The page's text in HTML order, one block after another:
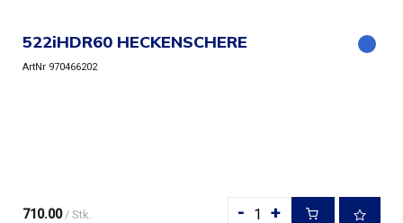
522iHDR60 HECKENSCHERE
ArtNr 970466202
- +
710.00 / Stk.